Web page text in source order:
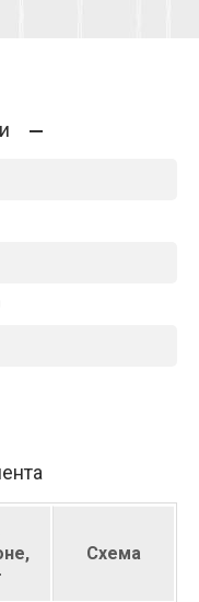
Схема